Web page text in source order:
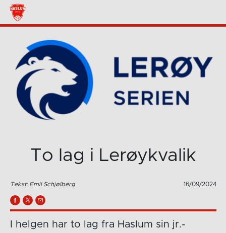
To lag i Lerøykvalik
Tekst: Emil Schjølberg 16/09/2024
I helgen har to lag fra Haslum sin jr.-